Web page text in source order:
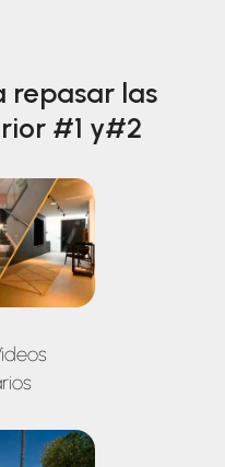
repasar las
#1 y#2